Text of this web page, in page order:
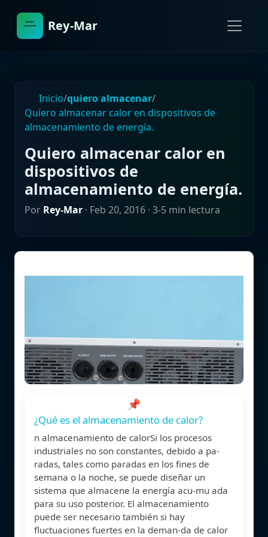
Rey-Mar
Inicio/quiero almacenar/
Quiero almacenar calor en dispositivos de
almacenamiento de energía.
Quiero almacenar calor en
dispositivos de
almacenamiento de energía.
Por Rey-Mar · Feb 20, 2016 · 3-5 min lectura
📌
¿Qué es el almacenamiento de calor?
n almacenamiento de calorSi los procesos
industriales no son constantes, debido a pa-
radas, tales como paradas en los fines de
semana o la noche, se puede diseñar un
sistema que almacene la energía acu-mu ada
para su uso posterior. El almacenamiento
puede ser necesario también si hay
fluctuaciones fuertes en la deman-da de calor